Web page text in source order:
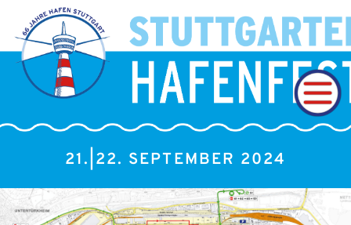
21.|22. SEPTEMBER 2024